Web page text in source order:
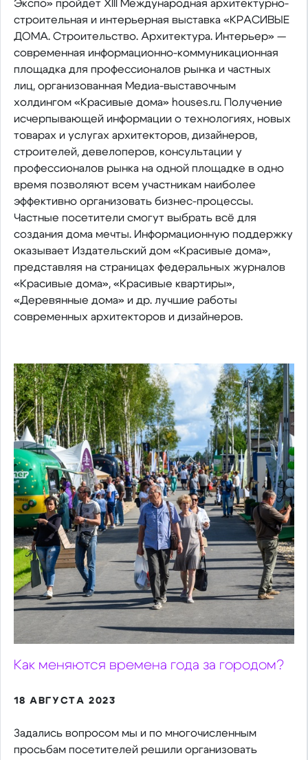
Экспо» пройдет XIII Международная архитектурно-
строительная и интерьерная выставка «КРАСИВЫЕ
ДОМА. Строительство. Архитектура. Интерьер» —
современная информационно-коммуникационная
площадка для профессионалов рынка и частных
лиц, организованная Медиа-выставочным
холдингом «Красивые дома» houses.ru. Получение
исчерпывающей информации о технологиях, новых
товарах и услугах архитекторов, дизайнеров,
строителей, девелоперов, консультации у
профессионалов рынка на одной площадке в одно
время позволяют всем участникам наиболее
эффективно организовать бизнес-процессы.
Частные посетители смогут выбрать всё для
создания дома мечты. Информационную поддержку
оказывает Издательский дом «Красивые дома»,
представляя на страницах федеральных журналов
«Красивые дома», «Красивые квартиры»,
«Деревянные дома» и др. лучшие работы
современных архитекторов и дизайнеров.
Как меняются времена года за городом?
18 АВГУСТА 2023
Задались вопросом мы и по многочисленным
просьбам посетителей решили организовать